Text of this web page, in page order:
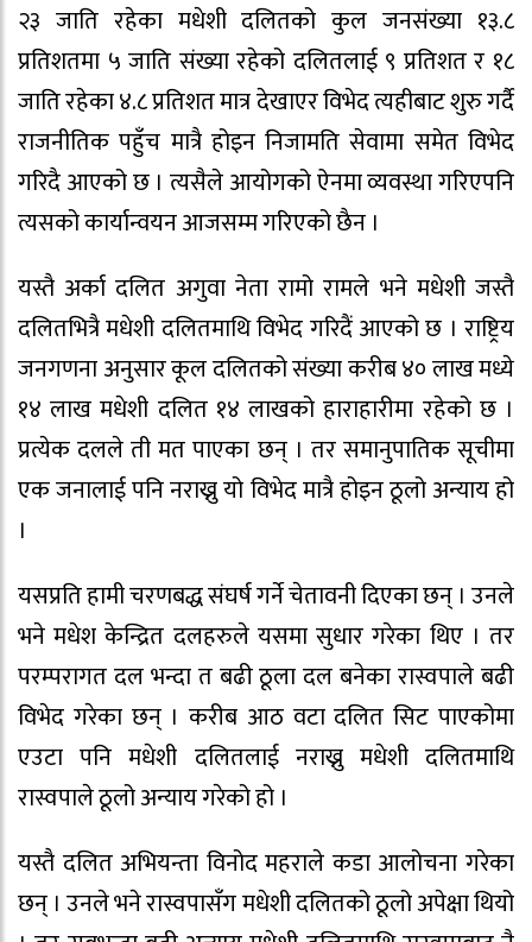
२३ जाति रहेका मधेशी दलितको कुल जनसंख्या १३.८
प्रतिशतमा ५ जाति संख्या रहेको दलितलाई ९ प्रतिशत र १८
जाति रहेका ४.८ प्रतिशत मात्र देखाएर विभेद त्यहीबाट शुरु गर्दै
राजनीतिक पहुँच मात्रै होइन निजामति सेवामा समेत विभेद
गरिदै आएको छ । त्यसैले आयोगको ऐनमा व्यवस्था गरिएपनि
त्यसको कार्यान्वयन आजसम्म गरिएको छैन ।
यस्तै अर्का दलित अगुवा नेता रामो रामले भने मधेशी जस्तै
दलितभित्रै मधेशी दलितमाथि विभेद गरिदैं आएको छ । राष्ट्रिय
जनगणना अनुसार कूल दलितको संख्या करीब ४० लाख मध्ये
१४ लाख मधेशी दलित १४ लाखको हाराहारीमा रहेको छ ।
प्रत्येक दलले ती मत पाएका छन् । तर समानुपातिक सूचीमा
एक जनालाई पनि नराख्नु यो विभेद मात्रै होइन ठूलो अन्याय हो
।
यसप्रति हामी चरणबद्ध संघर्ष गर्ने चेतावनी दिएका छन् । उनले
भने मधेश केन्द्रित दलहरुले यसमा सुधार गरेका थिए । तर
परम्परागत दल भन्दा त बढी ठूला दल बनेका रास्वपाले बढी
विभेद गरेका छन् । करीब आठ वटा दलित सिट पाएकोमा
एउटा पनि मधेशी दलितलाई नराख्नु मधेशी दलितमाथि
रास्वपाले ठूलो अन्याय गरेको हो ।
यस्तै दलित अभियन्ता विनोद महराले कडा आलोचना गरेका
छन् । उनले भने रास्वपासँग मधेशी दलितको ठूलो अपेक्षा थियो